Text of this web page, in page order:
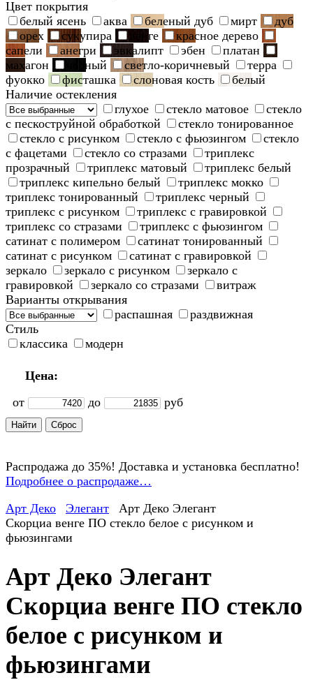
Цвет покрытия
белый ясень
аква беленый дуб мирт
дуб
орех
сукупира венге
красное дерево
сапели
анегри эвкалипт эбен
платан
махагон
черный светло-коричневый
терра
фуокко
фисташка слоновая кость
белый
Наличие остекления
глухое
стекло матовое
стекло
с пескоструйной обработкой
стекло тонированное
стекло с рисунком
стекло с фьюзингом
стекло
с фацетами
стекло со стразами
триплекс
прозрачный
триплекс матовый
триплекс белый
триплекс кипельно белый
триплекс мокко
триплекс тонированный
триплекс черный
триплекс с рисунком
триплекс с гравировкой
триплекс со стразами
триплекс с фьюзингом
сатинат с полимером
сатинат тонированный
сатинат с рисунком
сатинат с гравировкой
зеркало
зеркало с рисунком
зеркало с
гравировкой
зеркало со стразами
витраж
Варианты открывания
распашная
раздвижная
Стиль
классика
модерн
Цена:
от
до руб
Распродажа до 35%! Доставка и установка бесплатно!
Подробнее о распродаже…
Арт Деко
Элегант
Арт Деко Элегант
Скорциа венге ПО стекло белое с рисунком и
фьюзингами
Арт Деко Элегант
Скорциа венге ПО стекло
белое с рисунком и
фьюзингами